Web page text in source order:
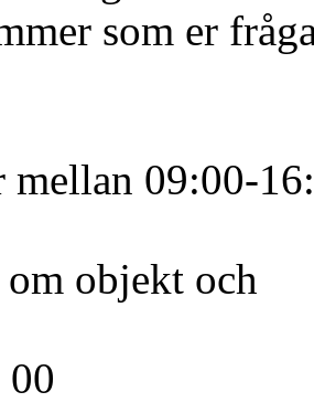
som er
mellan 09:00-
objekt och